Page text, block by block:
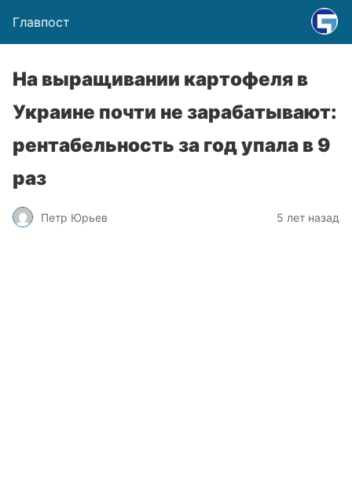
Главпост
На выращивании картофеля в
Украине почти не зарабатывают:
рентабельность за год упала в 9
раз
Петр Юрьев 5 лет назад